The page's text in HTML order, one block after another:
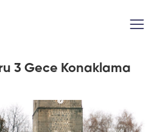
3 Gece Konaklama